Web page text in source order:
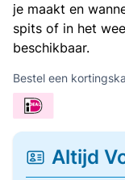
je maakt en
spits of in het
beschikbaar.
Bestel een
Altijd